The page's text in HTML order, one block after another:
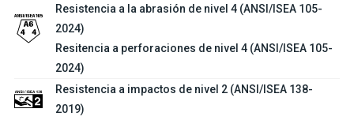
Resistencia a la abrasión de nivel 4 (ANSI/ISEA 105-
2024)
Resitencia a perforaciones de nivel 4 (ANSI/ISEA 105-
2024)
Resistencia a impactos de nivel 2 (ANSI/ISEA 138-
2019)